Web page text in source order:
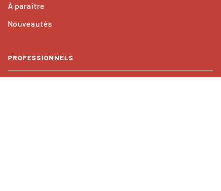
À paraître
Nouveautés
PROFESSIONNELS